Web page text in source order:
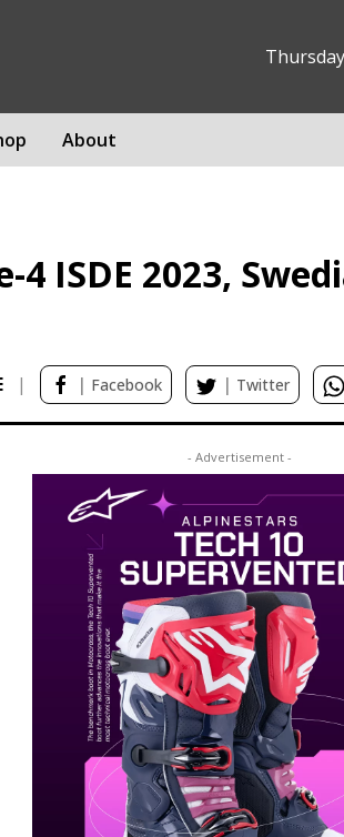
About
ISDE 2023,
| | Facebook | Twitter
- Advertisement -